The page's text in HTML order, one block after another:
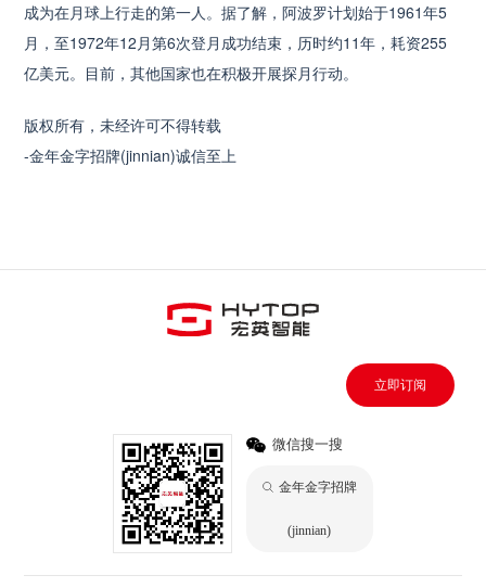
成为在月球上行走的第一人。据了解，阿波罗计划始于1961年5
月，至1972年12月第6次登月成功结束，历时约11年，耗资255
亿美元。目前，其他国家也在积极开展探月行动。
版权所有，未经许可不得转载
-金年金字招牌(jinnian)诚信至上
立即订阅
微信搜一搜
金年金字招牌
(jinnian)